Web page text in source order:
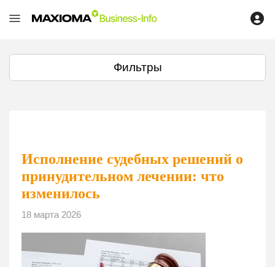
Фильтры
Исполнение судебных решений о
принудительном лечении: что
изменилось
18 марта 2026